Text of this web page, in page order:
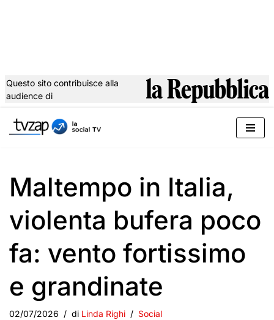
al
Questo sito contribuisce alla
audience di
Maltempo in Italia,
violenta bufera poco
fa: vento fortissimo
e grandinate
02/07/2026 di Linda Righi Social